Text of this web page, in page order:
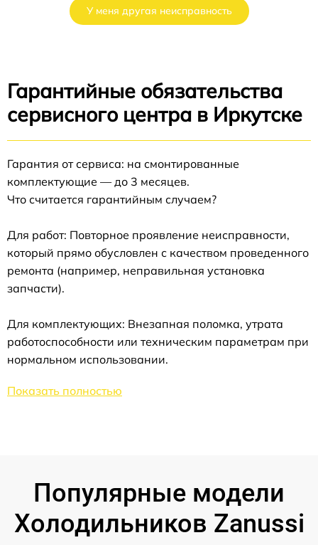
У меня другая неисправность
Гарантийные обязательства
сервисного центра в Иркутске
Гарантия от сервиса: на смонтированные
комплектующие — до 3 месяцев.
Что считается гарантийным случаем?
Для работ: Повторное проявление неисправности,
который прямо обусловлен с качеством проведенного
ремонта (например, неправильная установка
запчасти).
Для комплектующих: Внезапная поломка, утрата
работоспособности или техническим параметрам при
нормальном использовании.
Показать полностью
Популярные модели
Холодильников Zanussi